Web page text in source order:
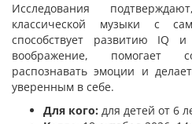
Исследования
классической музыки с
способствует развитию IQ
воображение, помогает
распознавать эмоции и
уверенным в себе.
Для кого: для детей от 6